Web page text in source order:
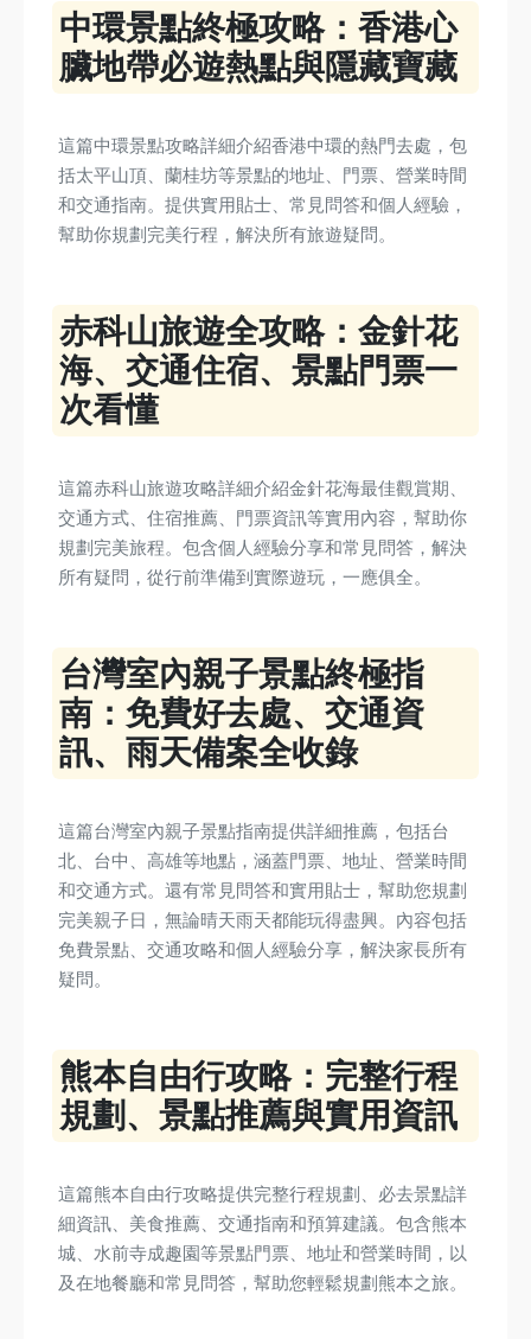
中環景點終極攻略：香港心
臟地帶必遊熱點與隱藏寶藏
這篇中環景點攻略詳細介紹香港中環的熱門去處，包
括太平山頂、蘭桂坊等景點的地址、門票、營業時間
和交通指南。提供實用貼士、常見問答和個人經驗，
幫助你規劃完美行程，解決所有旅遊疑問。
赤科山旅遊全攻略：金針花
海、交通住宿、景點門票一
次看懂
這篇赤科山旅遊攻略詳細介紹金針花海最佳觀賞期、
交通方式、住宿推薦、門票資訊等實用內容，幫助你
規劃完美旅程。包含個人經驗分享和常見問答，解決
所有疑問，從行前準備到實際遊玩，一應俱全。
台灣室內親子景點終極指
南：免費好去處、交通資
訊、雨天備案全收錄
這篇台灣室內親子景點指南提供詳細推薦，包括台
北、台中、高雄等地點，涵蓋門票、地址、營業時間
和交通方式。還有常見問答和實用貼士，幫助您規劃
完美親子日，無論晴天雨天都能玩得盡興。內容包括
免費景點、交通攻略和個人經驗分享，解決家長所有
疑問。
熊本自由行攻略：完整行程
規劃、景點推薦與實用資訊
這篇熊本自由行攻略提供完整行程規劃、必去景點詳
細資訊、美食推薦、交通指南和預算建議。包含熊本
城、水前寺成趣園等景點門票、地址和營業時間，以
及在地餐廳和常見問答，幫助您輕鬆規劃熊本之旅。